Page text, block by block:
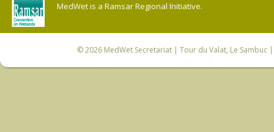
MedWet is a Ramsar Regional Initiative.
© 2026 MedWet Secretariat| Tour du Valat, Le Sambuc